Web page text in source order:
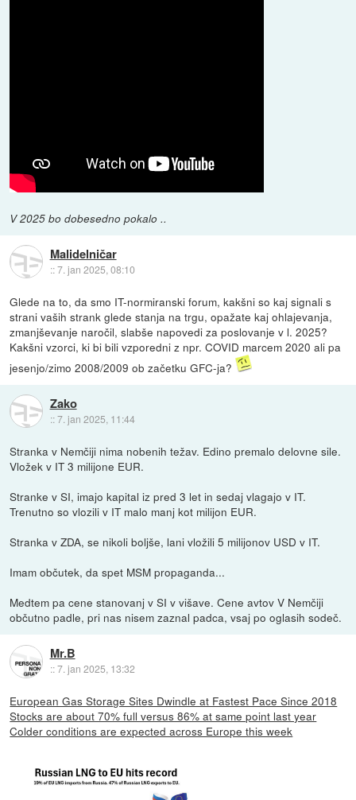
V 2025 bo dobesedno pokalo ..
Malidelničar
::7. jan 2025, 08:10
Glede na to, da smo IT-normiranski forum, kakšni so kaj signali s
strani vaših strank glede stanja na trgu, opažate kaj ohlajevanja,
zmanjševanje naročil, slabše napovedi za poslovanje v l. 2025?
Kakšni vzorci, ki bi bili vzporedni z npr. COVID marcem 2020 ali pa
jesenjo/zimo 2008/2009 ob začetku GFC-ja?
Zako
::7. jan 2025, 11:44
Stranka v Nemčiji nima nobenih težav. Edino premalo delovne sile.
Vložek v IT 3 milijone EUR.
Stranke v SI, imajo kapital iz pred 3 let in sedaj vlagajo v IT.
Trenutno so vlozili v IT malo manj kot milijon EUR.
Stranka v ZDA, se nikoli boljše, lani vložili 5 milijonov USD v IT.
Imam občutek, da spet MSM propaganda...
Medtem pa cene stanovanj v SI v višave. Cene avtov V Nemčiji
občutno padle, pri nas nisem zaznal padca, vsaj po oglasih sodeč.
Mr.B
::7. jan 2025, 13:32
European Gas Storage Sites Dwindle at Fastest Pace Since 2018
Stocks are about 70% full versus 86% at same point last year
Colder conditions are expected across Europe this week